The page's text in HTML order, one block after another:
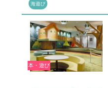
海遊び
本・遊び